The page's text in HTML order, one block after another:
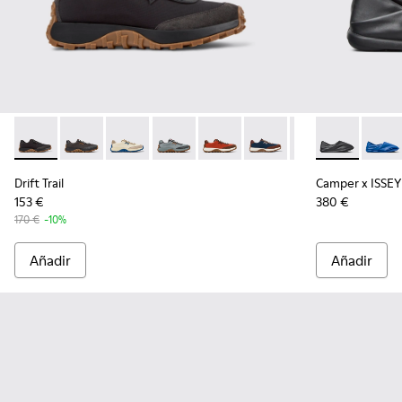
Drift Trail - K100864-022 - Sneakers de tejido y nobuk
Drift Trail - K100864-060
Drift Trail - K100864-055
Drift Trail - K100864-054
Drift Trail - K100864-053
Drift Trail - K100864-051
Drift Trail -Drift Trail
Drift Trail
153 €
170 € -10%
Añadir
Camper x
Camper x
380 €
Añadir